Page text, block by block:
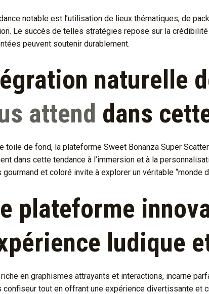
notable est l’utilisation de lieux thématiques, de
Le succès de telles stratégies repose sur la
peuvent soutenir durablement.
naturelle
attend dans
toile de fond, la plateforme Sweet Bonanza Super
dans cette tendance à l’immersion et à la
gourmand et coloré invite à explorer un véritable
plateforme
ludique
en graphismes attrayants et interactions, incarne
confiseur tout en offrant une expérience divertissante